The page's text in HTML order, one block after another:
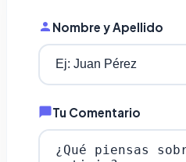
Nombre y Apellido
Tu Comentario